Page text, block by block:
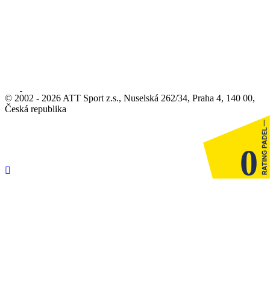
0
© 2002 - 2026 ATT Sport z.s., Nuselská 262/34, Praha 4, 140 00,
Česká republika